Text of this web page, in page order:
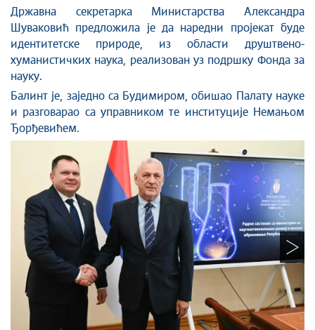
Државна секретарка Министарства Александра
Шуваковић предложила је да наредни пројекат буде
идентитетске природе, из области друштвено-
хуманистичких наука, реализован уз подршку Фонда за
науку.
Балинт је, заједно са Будимиром, обишао Палату науке
и разговарао са управником те институције Немањом
Ђорђевићем.